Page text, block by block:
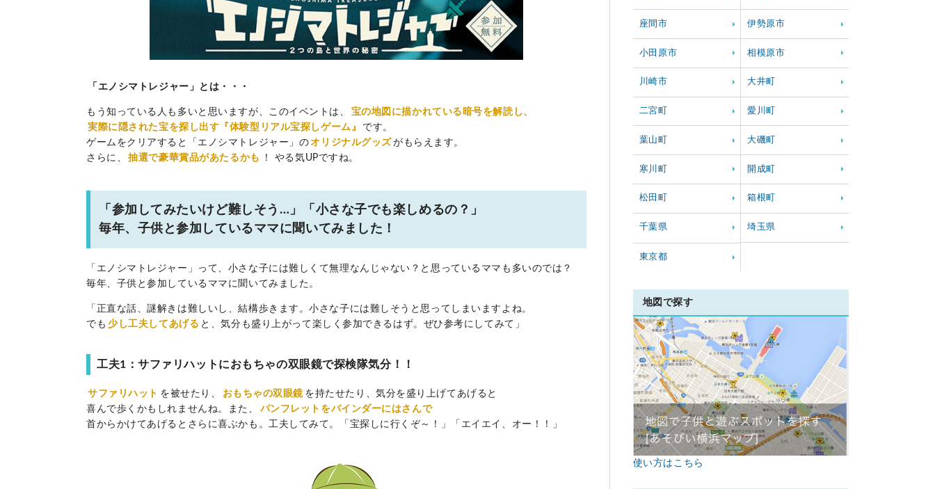
「エノシマトレジャー」とは・・・
もう知っている人も多いと思いますが、このイベントは、
宝の地図に描かれている暗号を解読し、
実際に隠された宝を探し出す『体験型リアル宝探しゲーム』
です。
ゲームをクリアすると「エノシマトレジャー」のオリジナルグッズ がもらえます。
さらに、
抽選で豪華賞品があたるかも ！ やる気UPですね。
「参加してみたいけど難しそう…」「小さな子でも楽しめるの？」
毎年、子供と参加しているママに聞いてみました！
「エノシマトレジャー」って、小さな子には難しくて無理なんじゃない？と思っているママも多いのでは？
毎年、子供と参加しているママに聞いてみました。
「正直な話、謎解きは難しいし、結構歩きます。小さな子には難しそうと思ってしまいますよね。
でも 少し工夫してあげる と、気分も盛り上がって楽しく参加できるはず。ぜひ参考にしてみて」
工夫1：サファリハットにおもちゃの双眼鏡で探検隊気分！！
サファリハット を被せたり、 おもちゃの双眼鏡 を持たせたり、気分を盛り上げてあげると
喜んで歩くかもしれませんね。また、
パンフレットをバインダーにはさんで
首からかけてあげるとさらに喜ぶかも。工夫してみて。「宝探しに行くぞ～！」「エイエイ、オー！！」
座間市 伊勢原市
小田原市 相模原市
川崎市 大井町
二宮町 愛川町
葉山町 大磯町
寒川町 開成町
松田町 箱根町
千葉県 埼玉県
東京都
地図で探す
使い方はこちら